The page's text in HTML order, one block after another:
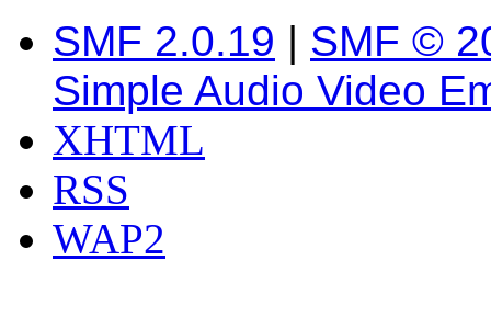
SMF 2.0.19 | SMF ©
Simple Audio Video
XHTML
RSS
WAP2